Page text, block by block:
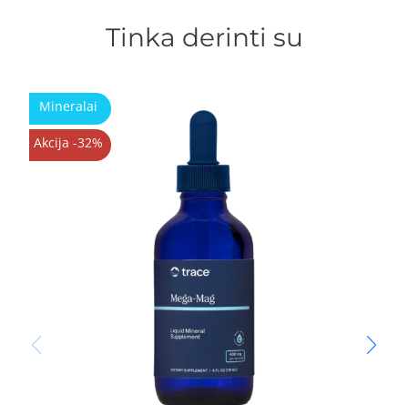
Tinka derinti su
Mineralai
Akcija -32%